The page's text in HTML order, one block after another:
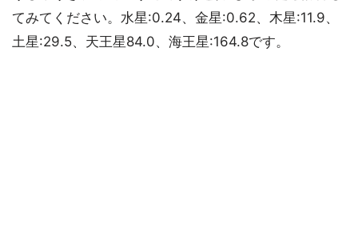
てみてください。水星:0.24、金星:0.62、木星:11.9、
土星:29.5、天王星84.0、海王星:164.8です。